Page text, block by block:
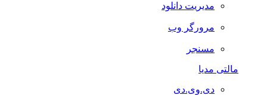
مدیریت دانلود
مرورگر وب
مسنجر
مالتی مدیا
دی.وی.دی